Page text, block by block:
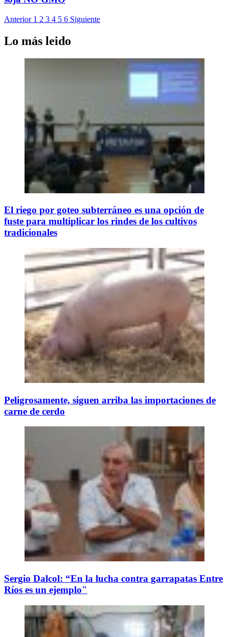
Anterior 1 2 3 4 5 6 Siguiente
Lo más leido
El riego por goteo subterráneo es una opción de
fuste para multiplicar los rindes de los cultivos
tradicionales
Peligrosamente, siguen arriba las importaciones de
carne de cerdo
Sergio Dalcol: “En la lucha contra garrapatas Entre
Ríos es un ejemplo"